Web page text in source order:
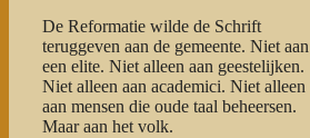
De Reformatie wilde de Schrift
teruggeven aan de gemeente. Niet aan
een elite. Niet alleen aan geestelijken.
Niet alleen aan academici. Niet alleen
aan mensen die oude taal beheersen.
Maar aan het volk.